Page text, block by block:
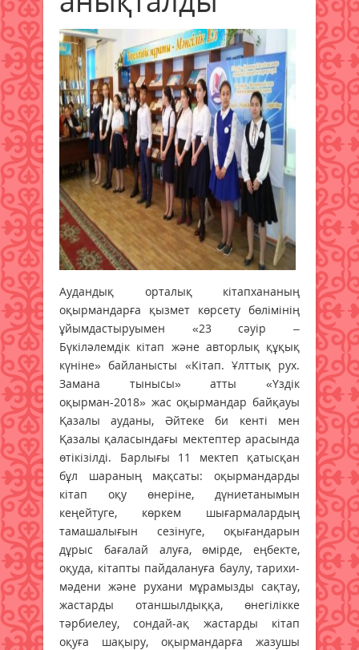
Аудандық орталық кітапхананың
оқырмандарға қызмет көрсету бөлімінің
ұйымдастыруымен «23 сәуір –
Бүкіләлемдік кітап және авторлық құқық
күніне» байланысты «Кітап. Ұлттық рух.
Замана тынысы» атты «Үздік
оқырман-2018» жас оқырмандар байқауы
Қазалы ауданы, Әйтеке би кенті мен
Қазалы қаласындағы мектептер арасында
өтікізілді. Барлығы 11 мектеп қатысқан
бұл шараның мақсаты: оқырмандарды
кітап оқу өнеріне, дүниетанымын
кеңейтуге, көркем шығармалардың
тамашалығын сезінуге, оқығандарын
дұрыс бағалай алуға, өмірде, еңбекте,
оқуда, кітапты пайдалануға баулу, тарихи-
мәдени және рухани мұрамызды сақтау,
жастарды отаншылдыққа, өнегілікке
тәрбиелеу, сондай-ақ жастарды кітап
оқуға шақыру, оқырмандарға жазушы